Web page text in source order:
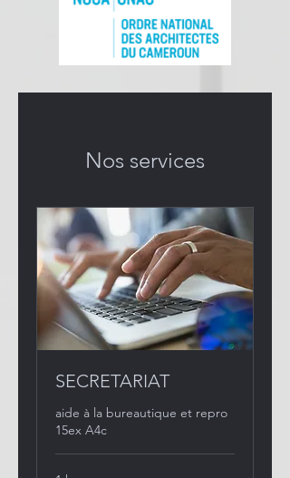
Nos services
SECRETARIAT
aide à la bureautique et repro
15ex A4c